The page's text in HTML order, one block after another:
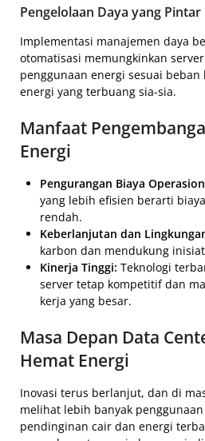
Pengelolaan Daya yang Pintar
Implementasi manajemen daya
otomatisasi memungkinkan
penggunaan energi sesuai
energi yang terbuang sia-sia.
Manfaat
Energi
Pengurangan Biaya
yang lebih efisien berarti
rendah.
Keberlanjutan dan
karbon dan mendukung
Kinerja Tinggi: Teknologi
server tetap kompetitif dan
kerja yang besar.
Masa Depan Data
Hemat Energi
Inovasi terus berlanjut, dan di
melihat lebih banyak
pendinginan cair dan energi